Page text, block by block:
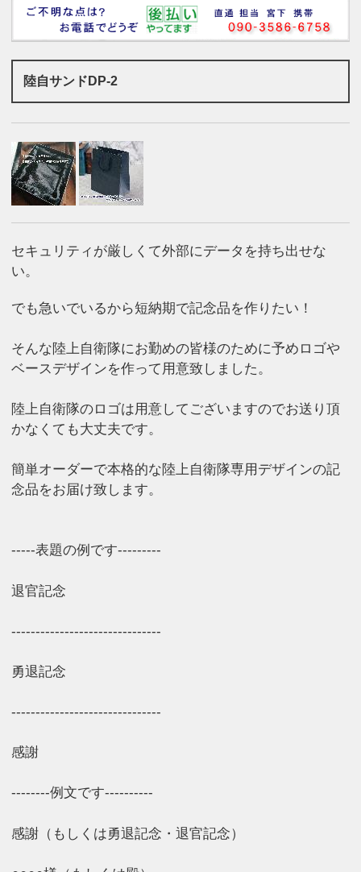
陸自サンドDP-2
セキュリティが厳しくて外部にデータを持ち出せな
い。
でも急いでいるから短納期で記念品を作りたい！
そんな陸上自衛隊にお勤めの皆様のために予めロゴや
ベースデザインを作って用意致しました。
陸上自衛隊のロゴは用意してございますのでお送り頂
かなくても大丈夫です。
簡単オーダーで本格的な陸上自衛隊専用デザインの記
念品をお届け致します。
-----表題の例です---------
退官記念
-------------------------------
勇退記念
-------------------------------
感謝
--------例文です----------
感謝（もしくは勇退記念・退官記念）